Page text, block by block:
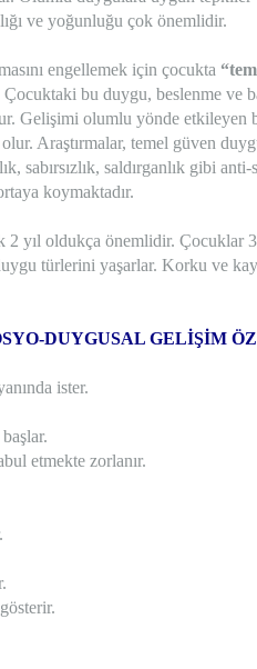
ve yoğunluğu çok önemlidir.
engellemek için çocukta
bu duygu, beslenme ve
Gelişimi olumlu yönde etkileyen
Araştırmalar, temel güven
sabırsızlık, saldırganlık gibi
koymaktadır.
2 yıl oldukça önemlidir. Çocuklar
türlerini yaşarlar. Korku ve
DUYGUSAL GELİŞİM
ister.
etmekte zorlanır.